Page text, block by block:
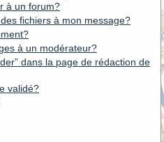
à un forum?
fichiers à mon message?
à un modérateur?
dans la page de rédaction de
validé?